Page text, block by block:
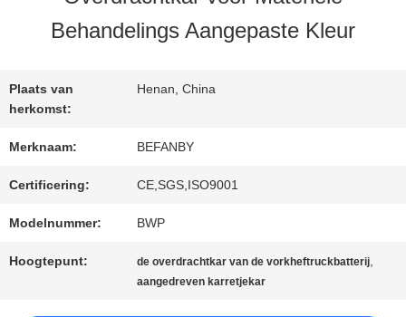
KWALITEITSCONTROLE
ONS
NIEUWS
VERZOEK
Behandelings Aangepaste Kleur
Plaats van
herkomst:
Henan, China
Merknaam: BEFANBY
Certificering: CE,SGS,ISO9001
Modelnummer: BWP
Hoogtepunt: de overdrachtkar van de vorkheftruckbatterij,
aangedreven karretjekar